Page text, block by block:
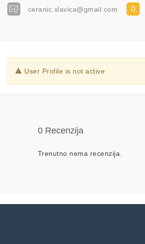
ceranic.slavica@gmail.com 0
User Profile is not active
0 Recenzija
Trenutno nema recenzija.